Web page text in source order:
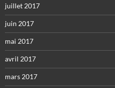
juillet 2017
juin 2017
mai 2017
avril 2017
mars 2017